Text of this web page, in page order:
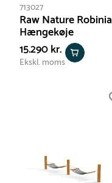
713027
Raw Nature Robinia
Hængekøje
15.290 kr.
Ekskl. moms